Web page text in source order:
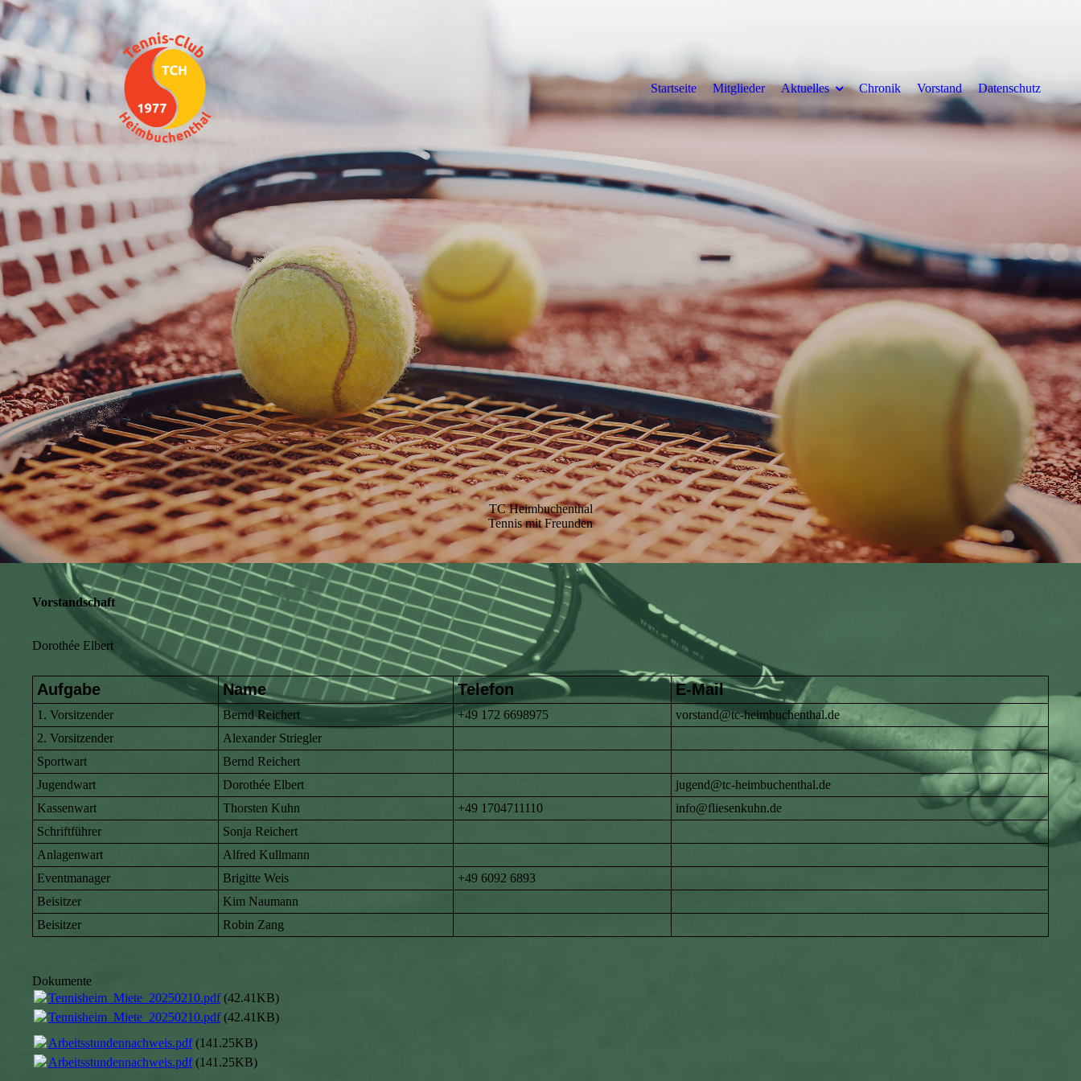
Startseite Mitglieder Aktuelles Chronik Vorstand Datenschutz
TC Heimbuchenthal
Tennis mit Freunden
Vorstandschaft
Dorothée Elbert
Aufgabe Name Telefon E-Mail
1. Vorsitzender Bernd Reichert +49 172 6698975
vorstand@tc-heimbuchenthal.de
2. Vorsitzender
Alexander Striegler
Sportwart
Bernd Reichert
Jugendwart
Dorothée Elbert
jugend@tc-heimbuchenthal.de
Kassenwart
Thorsten Kuhn +49 1704711110
info@fliesenkuhn.de
Schriftführer
Sonja Reichert
Anlagenwart
Alfred Kullmann
Eventmanager
Brigitte Weis
+49 6092 6893
Beisitzer
Kim Naumann
Beisitzer
Robin Zang
Dokumente
Tennisheim_Miete_20250210.pdf(42.41KB)
Tennisheim_Miete_20250210.pdf(42.41KB)
Arbeitsstundennachweis.pdf(141.25KB)
Arbeitsstundennachweis.pdf(141.25KB)